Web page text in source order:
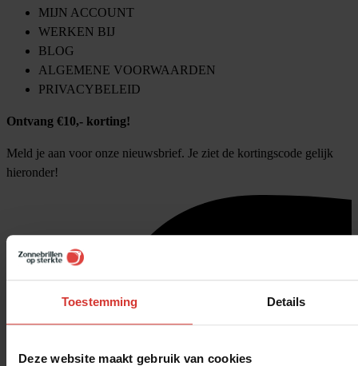
Toestemming Details
Deze website maakt gebruik van cookies
MIJN ACCOUNT
WERKEN BIJ
BLOG
ALGEMENE VOORWAARDEN
PRIVACYBELEID
Ontvang €10,- korting!
Meld je aan voor onze nieuwsbrief. Je ziet de kortingscode gelijk
hieronder!